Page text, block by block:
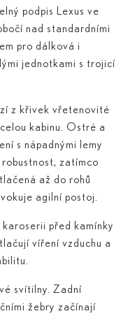
podpis Lexus ve
nad standardními
pro dálková i
jednotkami s trojicí
z křivek vřetenovité
kabinu. Ostré a
s nápadnými lemy
zatímco
až do rohů
agilní postoj.
karoserii před kamínky
víření vzduchu a
svítilny. Zadní
žebry začínají